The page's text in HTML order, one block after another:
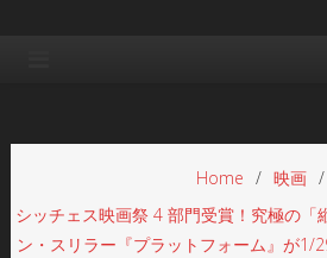
Home
映画
シッチェス映画祭 4 部門受賞！究極の「
ン・スリラー『プラットフォーム』が1/